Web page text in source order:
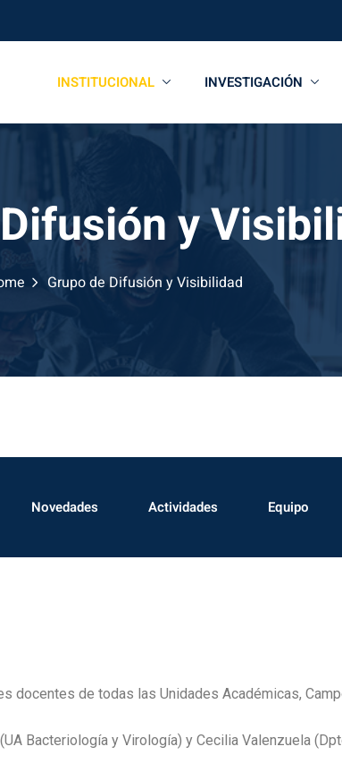
INSTITUCIONAL INVESTIGACIÓN
y
Grupo de Difusión y Visibilidad
Novedades Actividades Equipo
docentes de todas las Unidades Académicas,
Bacteriología y Virología) y Cecilia Valenzuela